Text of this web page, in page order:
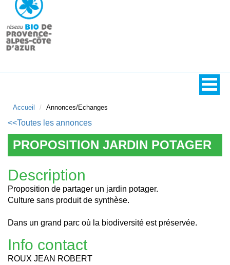
Accueil Annonces/Echanges
<<Toutes les annonces
PROPOSITION JARDIN POTAGER
Description
Proposition de partager un jardin potager.
Culture sans produit de synthèse.
Dans un grand parc où la biodiversité est préservée.
Info contact
ROUX JEAN ROBERT